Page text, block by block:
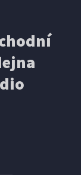
do košíku
do